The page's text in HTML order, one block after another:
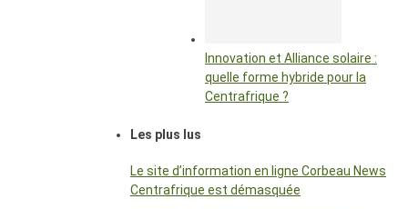
Innovation et Alliance solaire :
quelle forme hybride pour la
Centrafrique ?
Les plus lus
Le site d’information en ligne Corbeau News
Centrafrique est démasquée